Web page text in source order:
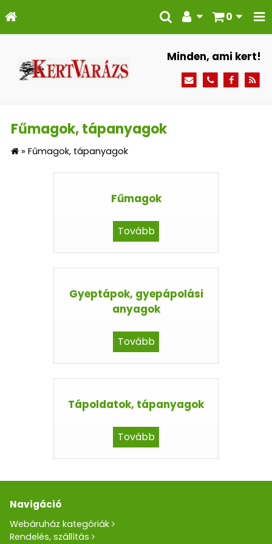
0
Minden, ami kert!
Fűmagok, tápanyagok
» Fűmagok, tápanyagok
Fűmagok
Tovább
Gyeptápok, gyepápolási
anyagok
Tovább
Tápoldatok, tápanyagok
Tovább
Navigáció
Webáruház kategóriák
Rendelés, szállítás